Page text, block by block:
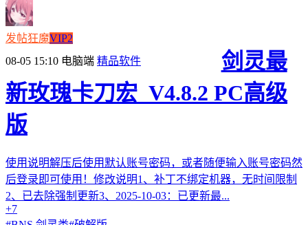
发帖狂魔VIP2
08-05 15:10 电脑端 精品软件
剑灵最
新玫瑰卡刀宏_V4.8.2 PC高级
版
使用说明解压后使用默认账号密码，或者随便输入账号密码然
后登录即可使用！修改说明1、补丁不绑定机器，无时间限制
2、已去除强制更新3、2025-10-03：已更新最...
+7